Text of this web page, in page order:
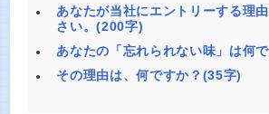
あなたが当社にエントリーする理
さい。(200字)
あなたの「忘れられない味」は何
その理由は、何ですか？(35字)